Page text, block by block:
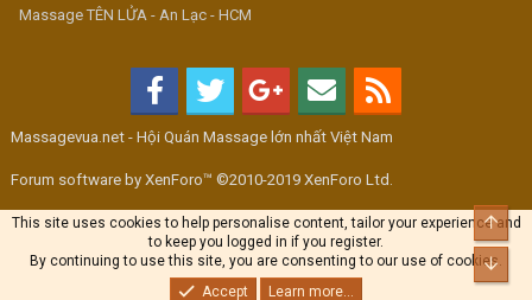
Massage TÊN LỬA - An Lạc - HCM
Massagevua.net - Hội Quán Massage lớn nhất Việt Nam
Forum software by XenForo™ ©2010-2019 XenForo Ltd.
This site uses cookies to help personalise content, tailor your experience and
to keep you logged in if you register.
By continuing to use this site, you are consenting to our use of cookies.
Accept
Learn more...
Top